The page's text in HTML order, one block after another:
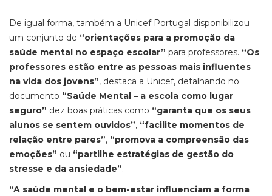
De igual forma, também a Unicef Portugal disponibilizou
um conjunto de “orientações para a promoção da
saúde mental no espaço escolar” para professores. “Os
professores estão entre as pessoas mais influentes
na vida dos jovens”, destaca a Unicef, detalhando no
documento “Saúde Mental – a escola como lugar
seguro” dez boas práticas como “garanta que os seus
alunos se sentem ouvidos”, “facilite momentos de
relação entre pares”, “promova a compreensão das
emoções” ou “partilhe estratégias de gestão do
stresse e da ansiedade”.
“A saúde mental e o bem-estar influenciam a forma